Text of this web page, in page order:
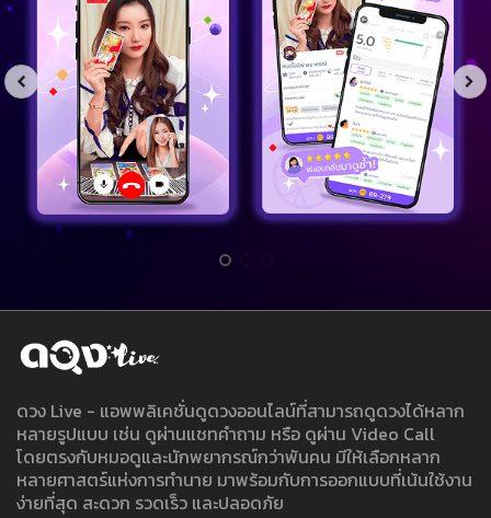
ดวง Live - แอพพลิเคชั่นดูดวงออนไลน์ที่สามารถดูดวงได้หลาก
หลายรูปแบบ เช่น ดูผ่านแชทคำถาม หรือ ดูผ่าน Video Call
โดยตรงกับหมอดูและนักพยากรณ์กว่าพันคน มีให้เลือกหลาก
หลายศาสตร์แห่งการทำนาย มาพร้อมกับการออกแบบที่เน้นใช้งาน
ง่ายที่สุด สะดวก รวดเร็ว และปลอดภัย